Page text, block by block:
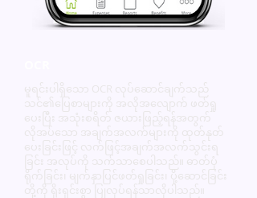
မူရင်းပါရှိသော OCR လုပ်ဆောင်ချက်သည်
သင်၏ပြေစာများကို အလိုအလျောက် ဖတ်ရှု
ပေးပြီး အသုံးစရိတ် ဇယားဖြည့်ရန်အတွက်
လိုအပ်‌သော အချက်အလက်များကို ထုတ်နုတ်
ပေးခြင်းဖြင့် လက်ဖြင့်အချက်အလက်သွင်းရ
ခြင်း အလုပ်ကို သက်သာစေပါသည်။ ဓာတ်ပုံ
ရိုက်ခြင်း၊ မျက်နှာပြင်ဖတ်ရှုခြင်း၊ ပို့ဆောင်ခြင်း
တို့ကို ရိုးရှင်းစွာ ပြုလုပ်ရန်သာလိုပါသည်။